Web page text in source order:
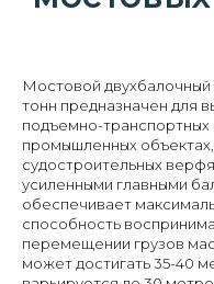
Мостовой
тонн предназначен для
подъемно-
промышленных
судостроительных
усиленными главными
обеспечивает
способность
перемещении грузов
может достигать 35-40